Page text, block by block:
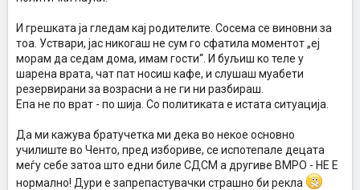
И грешката ја гледам кај родителите. Сосема се виновни за
тоа. Уствари, јас никогаш не сум го сфатила моментот „еј
морам да седам дома, имам гости“. И буљиш ко теле у
шарена врата, чат пат носиш кафе, и слушаш муабети
резервирани за возрасни а не ги ни разбираш.
Епа не по врат - по шија. Со политиката е истата ситуација.
Да ми кажува братучетка ми дека во некое основно
училиште во Ченто, пред избориве, се испотепале децата
меѓу себе затоа што едни биле СДСМ а другиве ВМРО - НЕ Е
нормално! Дури е запрепастувачки страшно би рекла